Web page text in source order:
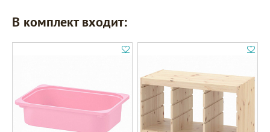
В комплект входит: